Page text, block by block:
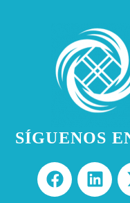
SÍGUENOS